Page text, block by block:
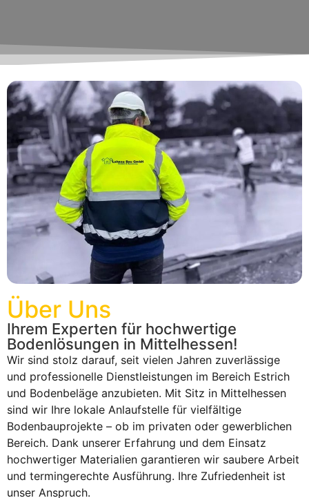
Über Uns
Ihrem Experten für hochwertige
Bodenlösungen in Mittelhessen!
Wir sind stolz darauf, seit vielen Jahren zuverlässige
und professionelle Dienstleistungen im Bereich Estrich
und Bodenbeläge anzubieten. Mit Sitz in Mittelhessen
sind wir Ihre lokale Anlaufstelle für vielfältige
Bodenbauprojekte – ob im privaten oder gewerblichen
Bereich. Dank unserer Erfahrung und dem Einsatz
hochwertiger Materialien garantieren wir saubere Arbeit
und termingerechte Ausführung. Ihre Zufriedenheit ist
unser Anspruch.